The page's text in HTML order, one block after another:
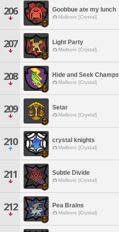
206 Goobbue ate my lunch
Malboro [Crystal]
207 Light Party
Malboro [Crystal]
208 Hide and Seek Champs
Malboro [Crystal]
209 Setar
Malboro [Crystal]
210 crystal knights
Malboro [Crystal]
211 Subtle Divide
Malboro [Crystal]
212 Pea Brains
Malboro [Crystal]